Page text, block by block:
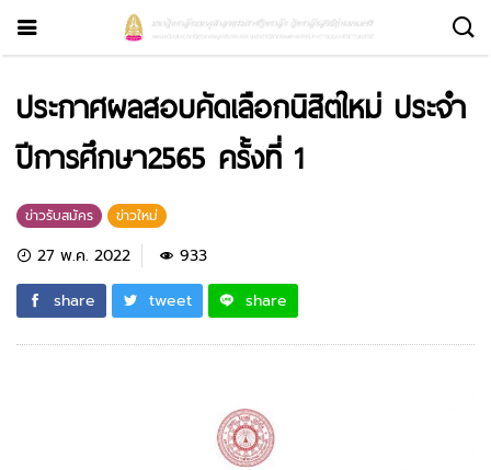
ประกาศผลสอบคัดเลือกนิสิตใหม่ ประจำ
ปีการศึกษา2565 ครั้งที่ 1
ข่าวรับสมัคร ข่าวใหม่
27 พ.ค. 2022
933
share
tweet share